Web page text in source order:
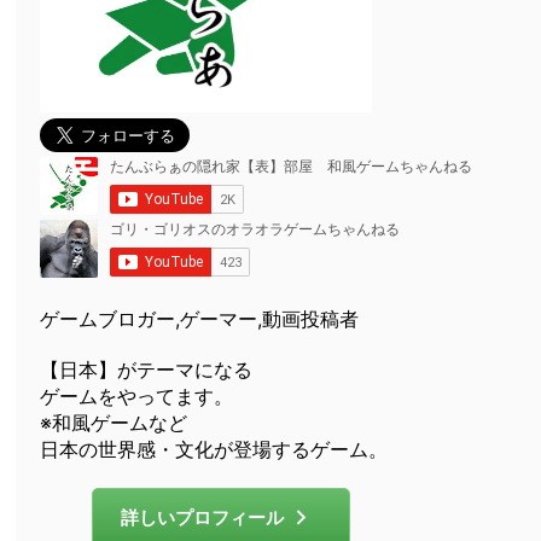
ゲームブロガー,ゲーマー,動画投稿者
【日本】がテーマになる
ゲームをやってます。
※和風ゲームなど
日本の世界感・文化が登場するゲーム。
詳しいプロフィール